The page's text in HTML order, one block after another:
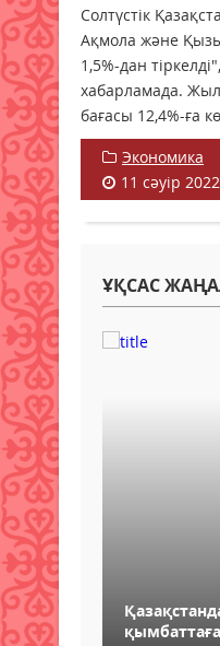
Солтүстік
Ақмола және
1,5%-дан
хабарламада.
бағасы 12,4%-ға
Экономика
11 сәуір
ҰҚСАС